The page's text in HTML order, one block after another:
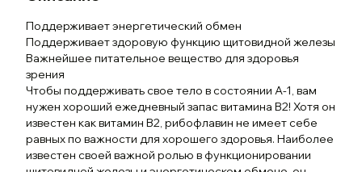
Поддерживает энергетический обмен
Поддерживает здоровую функцию щитовидной железы
Важнейшее питательное вещество для здоровья
зрения
Чтобы поддерживать свое тело в состоянии А-1, вам
нужен хороший ежедневный запас витамина В2! Хотя он
известен как витамин B2, рибофлавин не имеет себе
равных по важности для хорошего здоровья. Наиболее
известен своей важной ролью в функционировании